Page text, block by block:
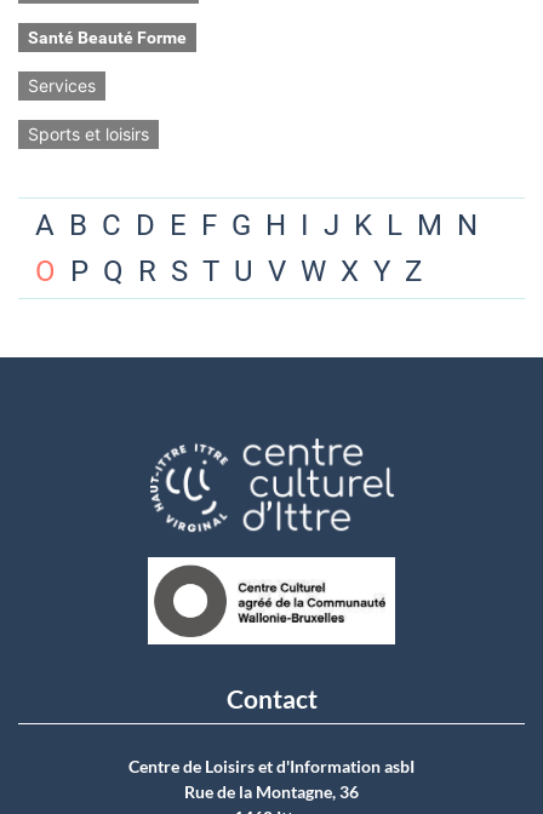
Santé Beauté Forme
Services
Sports et loisirs
A B C D E F G H I J K L M N
O P Q R S T U V W X Y Z
Contact
Centre de Loisirs et d'Information asbI
Rue de la Montagne, 36